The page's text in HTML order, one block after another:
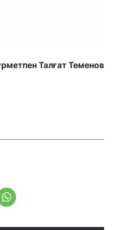
Талғат Теменов